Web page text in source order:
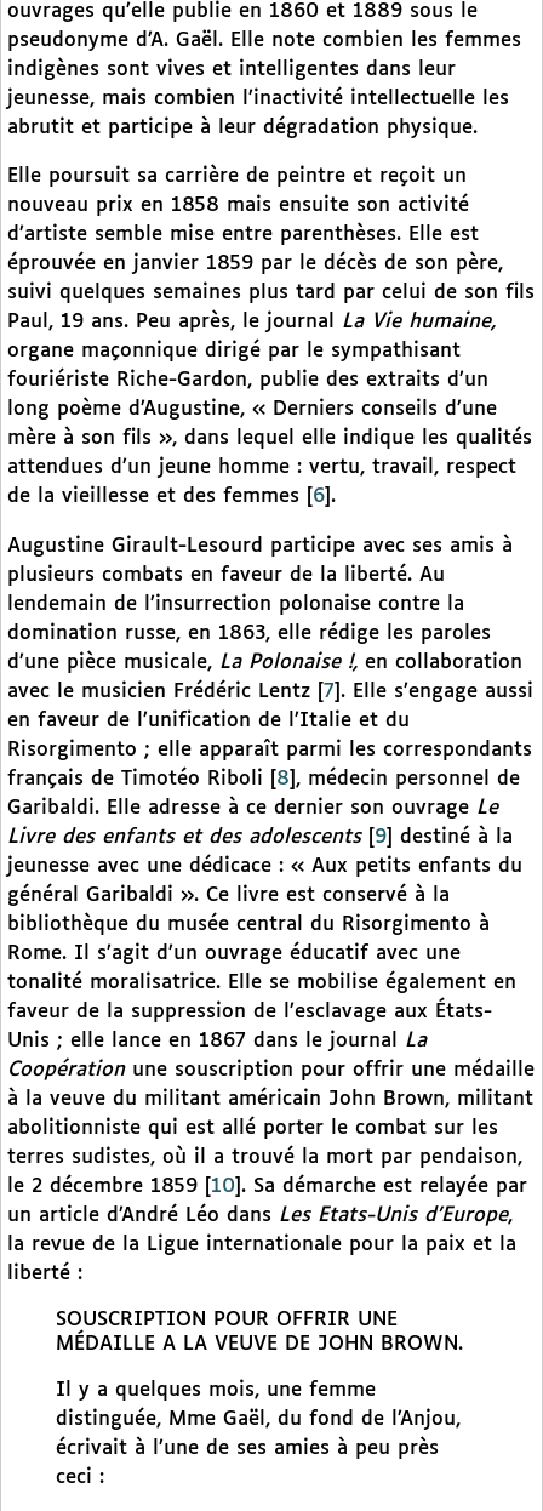
ouvrages qu’elle publie en 1860 et 1889 sous le
pseudonyme d’A. Gaël. Elle note combien les femmes
indigènes sont vives et intelligentes dans leur
jeunesse, mais combien l’inactivité intellectuelle les
abrutit et participe à leur dégradation physique.
Elle poursuit sa carrière de peintre et reçoit un
nouveau prix en 1858 mais ensuite son activité
d’artiste semble mise entre parenthèses. Elle est
éprouvée en janvier 1859 par le décès de son père,
suivi quelques semaines plus tard par celui de son fils
Paul, 19 ans. Peu après, le journal La Vie humaine,
organe maçonnique dirigé par le sympathisant
fouriériste Riche-Gardon, publie des extraits d’un
long poème d’Augustine, « Derniers conseils d’une
mère à son fils », dans lequel elle indique les qualités
attendues d’un jeune homme : vertu, travail, respect
de la vieillesse et des femmes
6 .
Augustine Girault-Lesourd participe avec ses amis à
plusieurs combats en faveur de la liberté. Au
lendemain de l’insurrection polonaise contre la
domination russe, en 1863, elle rédige les paroles
d’une pièce musicale, La Polonaise !, en collaboration
avec le musicien Frédéric Lentz
7 . Elle s’engage aussi
en faveur de l’unification de l’Italie et du
Risorgimento ; elle apparaît parmi les correspondants
français de Timotéo Riboli
8 , médecin personnel de
Garibaldi. Elle adresse à ce dernier son ouvrage Le
Livre des enfants et des adolescents[ 9
destiné à la
jeunesse avec une dédicace : « Aux petits enfants du
général Garibaldi ». Ce livre est conservé à la
bibliothèque du musée central du Risorgimento à
Rome. Il s’agit d’un ouvrage éducatif avec une
tonalité moralisatrice. Elle se mobilise également en
faveur de la suppression de l’esclavage aux États-
Unis ; elle lance en 1867 dans le journal La
Coopération une souscription pour offrir une médaille
à la veuve du militant américain John Brown, militant
abolitionniste qui est allé porter le combat sur les
terres sudistes, où il a trouvé la mort par pendaison,
le 2 décembre 1859
10 . Sa démarche est relayée par
un article d’André Léo dans Les Etats-Unis d’Europe,
la revue de la Ligue internationale pour la paix et la
liberté :
SOUSCRIPTION POUR OFFRIR UNE
MÉDAILLE A LA VEUVE DE JOHN BROWN.
Il y a quelques mois, une femme
distinguée, Mme Gaël, du fond de l’Anjou,
écrivait à l’une de ses amies à peu près
ceci :